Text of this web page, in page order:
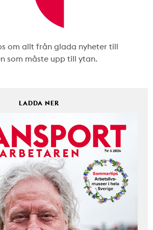
om allt från glada nyheter till
som måste upp till ytan.
LADDA NER